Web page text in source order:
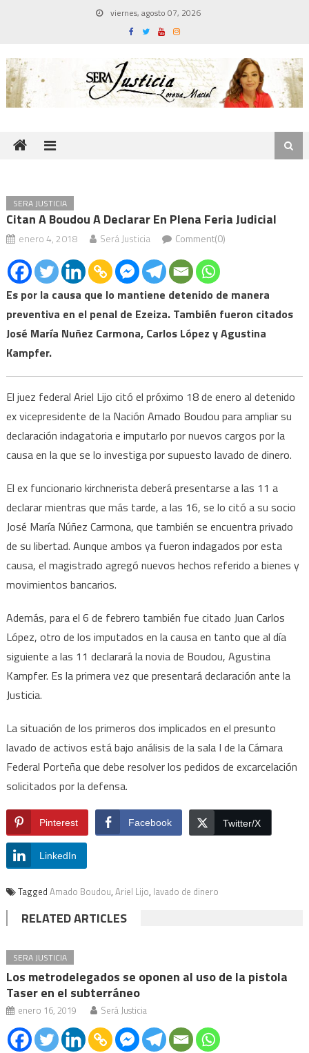
viernes, agosto 07, 2026
SERA JUSTICIA
Citan A Boudou A Declarar En Plena Feria Judicial
enero 4, 2018 Será Justicia Comment(0)
Es por la causa que lo mantiene detenido de manera
preventiva en el penal de Ezeiza. También fueron citados
José María Nuñez Carmona, Carlos López y Agustina
Kampfer.
El juez federal Ariel Lijo citó el próximo 18 de enero al detenido
ex vicepresidente de la Nación Amado Boudou para ampliar su
declaración indagatoria e imputarlo por nuevos cargos por la
causa en la que se lo investiga por supuesto lavado de dinero.
El ex funcionario kirchnerista deberá presentarse a las 11 a
declarar mientras que más tarde, a las 16, se lo citó a su socio
José María Núñez Carmona, que también se encuentra privado
de su libertad. Aunque ambos ya fueron indagados por esta
causa, el magistrado agregó nuevos hechos referido a bienes y
movimientos bancarios.
Además, para el 6 de febrero también fue citado Juan Carlos
López, otro de los imputados en la causa en tanto que al día
siguiente a las 11 declarará la novia de Boudou, Agustina
Kampfer. Es la primera vez que presentará declaración ante la
Justicia.
La situación de los primeros dos implicados en el presunto
lavado de activos está bajo análisis de la sala I de la Cámara
Federal Porteña que debe resolver los pedidos de excarcelación
solicitados por la defensa.
Pinterest Facebook Twitter/X
LinkedIn
Tagged Amado Boudou, Ariel Lijo, lavado de dinero
RELATED ARTICLES
SERA JUSTICIA
Los metrodelegados se oponen al uso de la pistola
Taser en el subterráneo
enero 16, 2019 Será Justicia